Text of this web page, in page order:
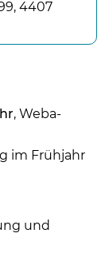
4407
, Weba-
im Frühjahr
und